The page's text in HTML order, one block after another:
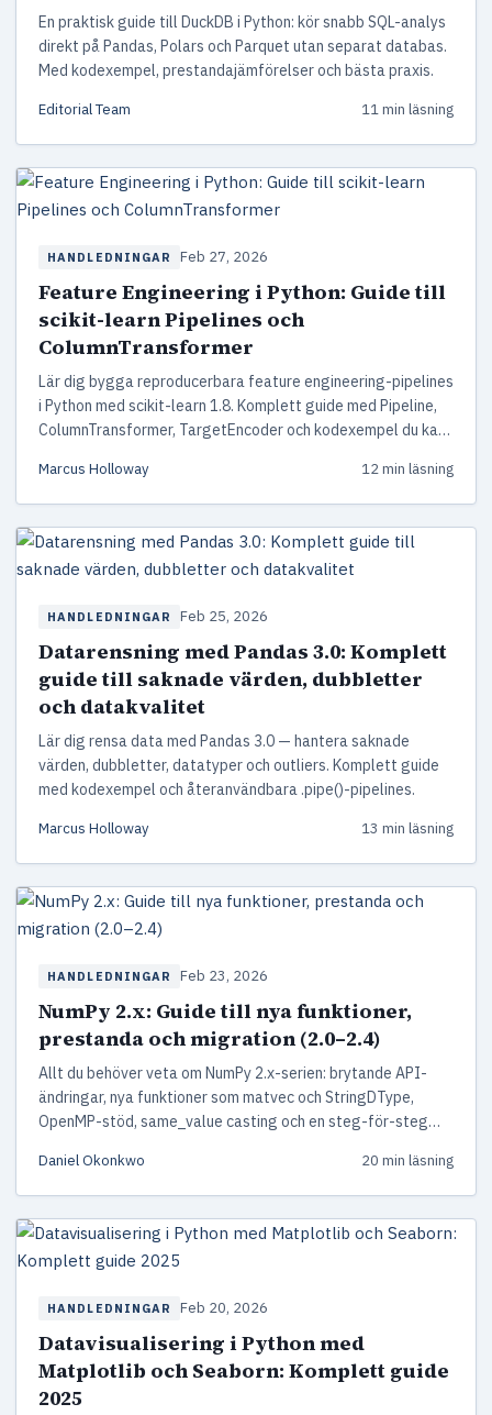
En praktisk guide till DuckDB i Python: kör snabb SQL-analys
direkt på Pandas, Polars och Parquet utan separat databas.
Med kodexempel, prestandajämförelser och bästa praxis.
Editorial Team 11 min läsning
HANDLEDNINGAR Feb 27, 2026
Feature Engineering i Python: Guide till
scikit-learn Pipelines och
ColumnTransformer
Lär dig bygga reproducerbara feature engineering-pipelines
i Python med scikit-learn 1.8. Komplett guide med Pipeline,
ColumnTransformer, TargetEncoder och kodexempel du kan
Marcus Holloway 12 min läsning
HANDLEDNINGAR Feb 25, 2026
Datarensning med Pandas 3.0: Komplett
guide till saknade värden, dubbletter
och datakvalitet
Lär dig rensa data med Pandas 3.0 — hantera saknade
värden, dubbletter, datatyper och outliers. Komplett guide
med kodexempel och återanvändbara .pipe()-pipelines.
Marcus Holloway 13 min läsning
HANDLEDNINGAR Feb 23, 2026
NumPy 2.x: Guide till nya funktioner,
prestanda och migration (2.0–2.4)
Allt du behöver veta om NumPy 2.x-serien: brytande API-
ändringar, nya funktioner som matvec och StringDType,
OpenMP-stöd, same_value casting och en steg-för-steg
Daniel Okonkwo 20 min läsning
HANDLEDNINGAR Feb 20, 2026
Datavisualisering i Python med
Matplotlib och Seaborn: Komplett guide
2025